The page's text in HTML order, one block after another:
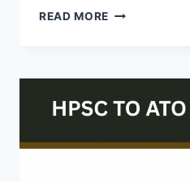
READ MORE KRITI
HEIGHT,
WORTH
BIO